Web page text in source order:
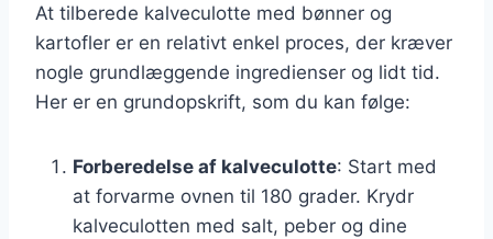
At tilberede kalveculotte med bønner og
kartofler er en relativt enkel proces, der kræver
nogle grundlæggende ingredienser og lidt tid.
Her er en grundopskrift, som du kan følge:
Forberedelse af kalveculotte: Start med
at forvarme ovnen til 180 grader. Krydr
kalveculotten med salt, peber og dine